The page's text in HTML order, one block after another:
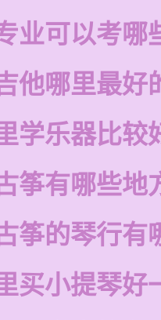
业可以考哪
他哪里最好
学乐器比较
筝有哪些地
筝的琴行有
买小提琴好